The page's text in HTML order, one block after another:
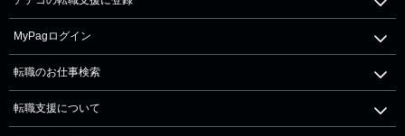
MyPagログイン
転職のお仕事検索
転職支援について